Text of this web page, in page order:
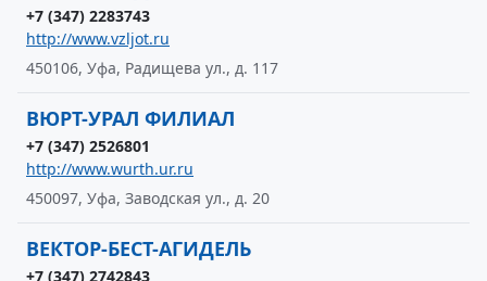
+7 (347) 2283743
http://www.vzljot.ru
450106, Уфа, Радищева ул., д. 117
ВЮРТ-УРАЛ ФИЛИАЛ
+7 (347) 2526801
http://www.wurth.ur.ru
450097, Уфа, Заводская ул., д. 20
ВЕКТОР-БЕСТ-АГИДЕЛЬ
+7 (347) 2742843